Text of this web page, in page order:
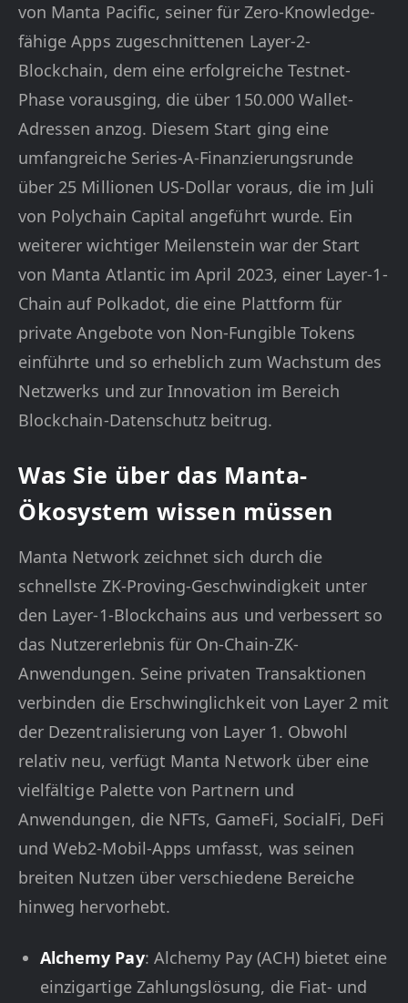
von Manta Pacific, seiner für Zero-Knowledge-
fähige Apps zugeschnittenen Layer-2-
Blockchain, dem eine erfolgreiche Testnet-
Phase vorausging, die über 150.000 Wallet-
Adressen anzog. Diesem Start ging eine
umfangreiche Series-A-Finanzierungsrunde
über 25 Millionen US-Dollar voraus, die im Juli
von Polychain Capital angeführt wurde. Ein
weiterer wichtiger Meilenstein war der Start
von Manta Atlantic im April 2023, einer Layer-1-
Chain auf Polkadot, die eine Plattform für
private Angebote von Non-Fungible Tokens
einführte und so erheblich zum Wachstum des
Netzwerks und zur Innovation im Bereich
Blockchain-Datenschutz beitrug.
Was Sie über das Manta-
Ökosystem wissen müssen
Manta Network zeichnet sich durch die
schnellste ZK-Proving-Geschwindigkeit unter
den Layer-1-Blockchains aus und verbessert so
das Nutzererlebnis für On-Chain-ZK-
Anwendungen. Seine privaten Transaktionen
verbinden die Erschwinglichkeit von Layer 2 mit
der Dezentralisierung von Layer 1. Obwohl
relativ neu, verfügt Manta Network über eine
vielfältige Palette von Partnern und
Anwendungen, die NFTs, GameFi, SocialFi, DeFi
und Web2-Mobil-Apps umfasst, was seinen
breiten Nutzen über verschiedene Bereiche
hinweg hervorhebt.
Alchemy Pay: Alchemy Pay (ACH) bietet eine
einzigartige Zahlungslösung, die Fiat- und